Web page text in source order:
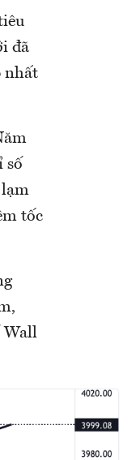
đã
nhất
số
lạm
tốc
Wall